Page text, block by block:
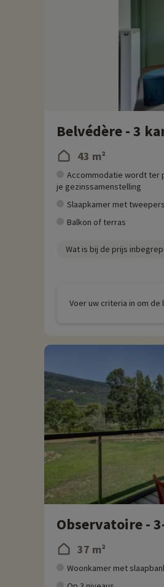
Belvédère - 3
43 m²
Accommodatie wordt ter
je gezinssamenstelling
Slaapkamer met
Balkon of terras
Wat is bij de prijs
Voer uw criteria in om
Observatoire -
37 m²
Woonkamer met